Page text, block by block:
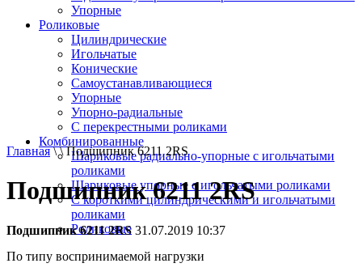
Упорные
Роликовые
Цилиндрические
Игольчатые
Конические
Самоустанавливающиеся
Упорные
Упорно-радиальные
C перекрестными роликами
Комбинированные
Шариковые радиально-упорные с игольчатыми
роликами
Шариковые упорные с игольчатыми роликами
С короткими цилиндрическими и игольчатыми
роликами
Роликовые
По типу воспринимаемой нагрузки
Главная\ \ Подшипник 6211 2RS
Подшипник 6211 2RS
Подшипник 6211 2RS 31.07.2019 10:37